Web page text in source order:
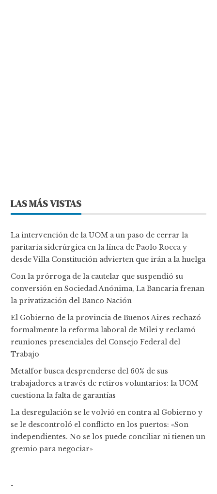
LAS MÁS VISTAS
La intervención de la UOM a un paso de cerrar la
paritaria siderúrgica en la línea de Paolo Rocca y
desde Villa Constitución advierten que irán a la huelga
Con la prórroga de la cautelar que suspendió su
conversión en Sociedad Anónima, La Bancaria frenan
la privatización del Banco Nación
El Gobierno de la provincia de Buenos Aires rechazó
formalmente la reforma laboral de Milei y reclamó
reuniones presenciales del Consejo Federal del
Trabajo
Metalfor busca desprenderse del 60% de sus
trabajadores a través de retiros voluntarios: la UOM
cuestiona la falta de garantías
La desregulación se le volvió en contra al Gobierno y
se le descontroló el conflicto en los puertos: «Son
independientes. No se los puede conciliar ni tienen un
gremio para negociar»
-